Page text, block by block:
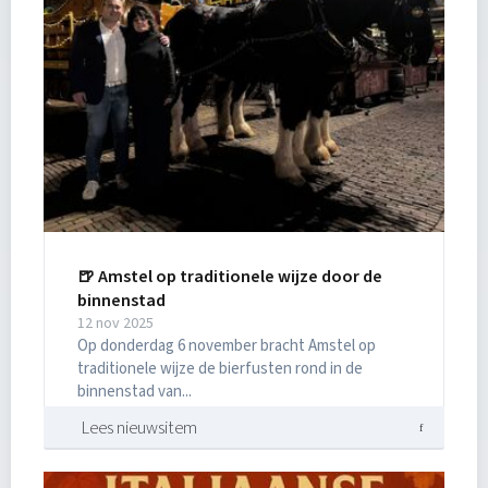
🍺 Amstel op traditionele wijze door de
binnenstad
12 nov 2025
Op donderdag 6 november bracht Amstel op
traditionele wijze de bierfusten rond in de
binnenstad van...
Lees nieuwsitem